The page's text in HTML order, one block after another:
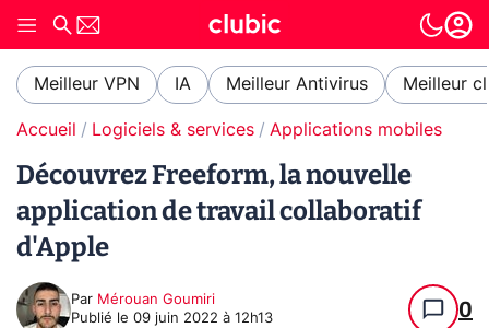
Meilleur VPN IA Meilleur Antivirus Meilleur
Accueil Logiciels & services Applications mobiles
Découvrez Freeform, la nouvelle
application de travail collaboratif
d'Apple
Par Mérouan Goumiri
Publié le 09 juin 2022 à 12h13 0